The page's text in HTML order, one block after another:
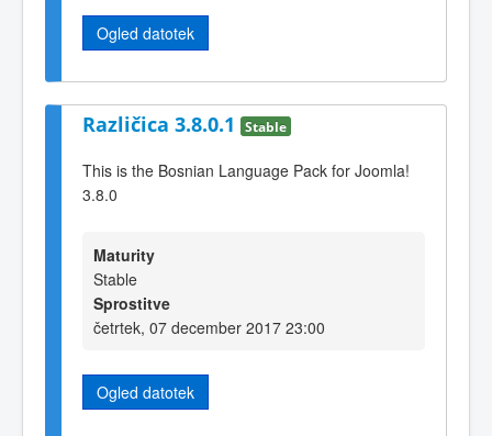
Ogled datotek
Različica 3.8.0.1 Stable
This is the Bosnian Language Pack for Joomla!
3.8.0
Maturity
Stable
Sprostitve
četrtek, 07 december 2017 23:00
Ogled datotek